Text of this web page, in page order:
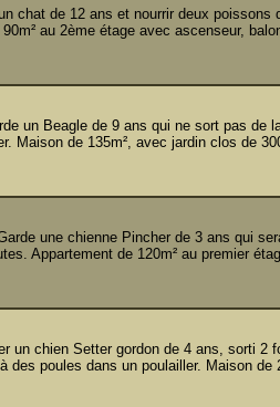
chat de 12 ans et nourrir deux poissons
au 2ème étage avec ascenseur,
un Beagle de 9 ans qui ne sort pas de
Maison de 135m², avec jardin clos de
une chienne Pincher de 3 ans qui
Appartement de 120m² au premier
un chien Setter gordon de 4 ans, sorti 2
des poules dans un poulailler. Maison de